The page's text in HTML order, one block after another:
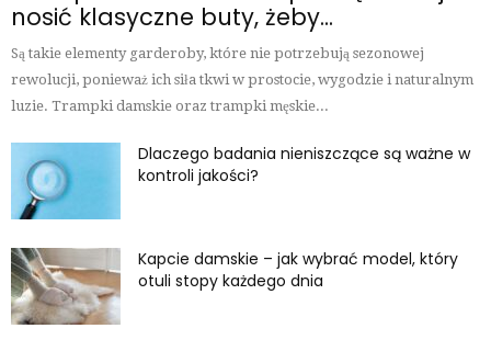
nosić klasyczne buty, żeby...
Są takie elementy garderoby, które nie potrzebują sezonowej
rewolucji, ponieważ ich siła tkwi w prostocie, wygodzie i naturalnym
luzie. Trampki damskie oraz trampki męskie...
Dlaczego badania nieniszczące są ważne w
kontroli jakości?
Kapcie damskie – jak wybrać model, który
otuli stopy każdego dnia